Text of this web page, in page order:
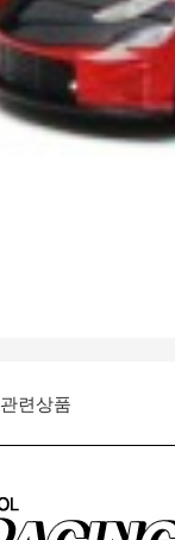
관련상품